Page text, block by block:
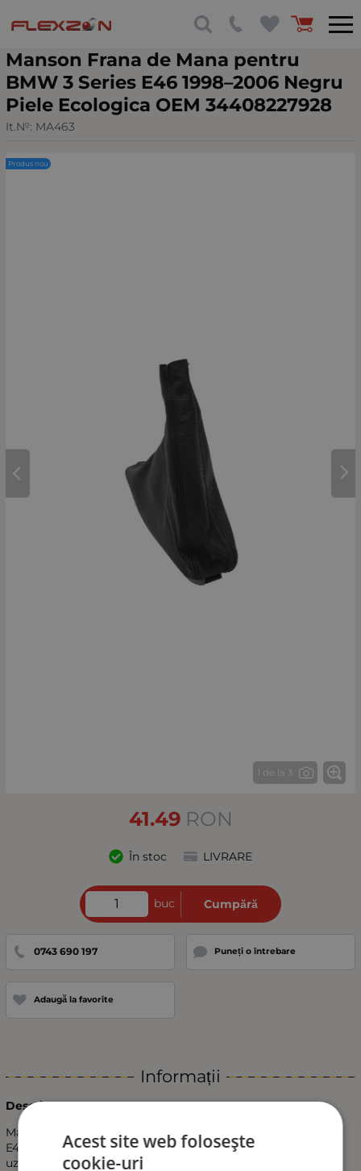
Manson Frana de Mana pentru
BMW 3 Series E46 1998–2006 Negru
Piele Ecologica OEM 34408227928
It.№: MA463
1 de la 3
Produs nou
41.49 RON
În stoc LIVRARE
buc Cumpără
0743 690 197 Puneți o întrebare
Adaugă la favorite
Informații
Descriere:
Manson pentru frana de mana, compatibil cu BMW 3 Series
E46, conceput pentru inlocuirea unui component original
uzat sau deteriorat.
Acest site web folosește
cookie-uri